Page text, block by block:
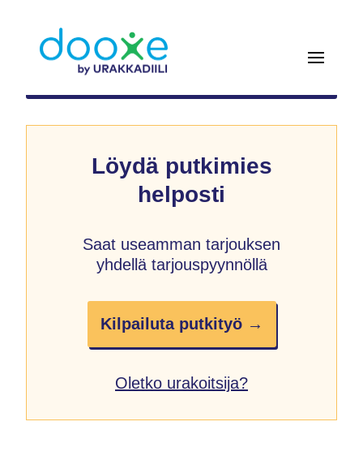
Löydä putkimies
helposti
Saat useamman tarjouksen
yhdellä tarjouspyynnöllä
Kilpailuta putkityö →
Oletko urakoitsija?